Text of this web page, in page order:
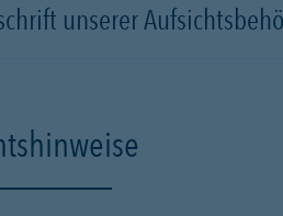
unserer